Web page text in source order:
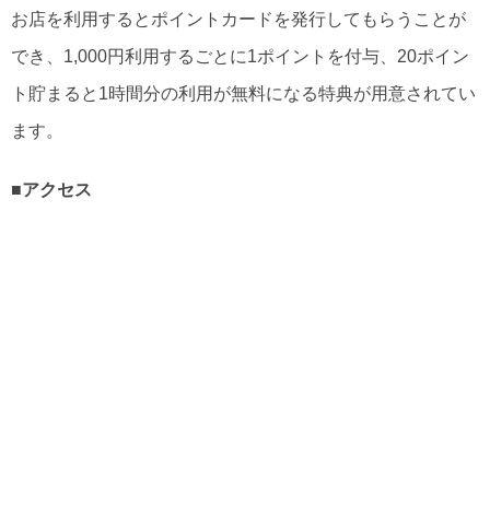
お店を利用するとポイントカードを発行してもらうことが
でき、1,000円利用するごとに1ポイントを付与、20ポイン
ト貯まると1時間分の利用が無料になる特典が用意されてい
ます。
■アクセス